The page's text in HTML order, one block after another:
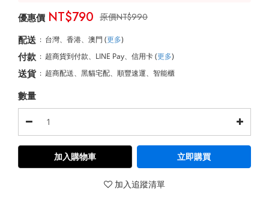
NT$990
NT$790
配送 : 台灣、香港、澳門 (更多)
付款 : 超商貨到付款、LINE Pay、信用卡(更多)
送貨 : 超商配送、黑貓宅配、順豐速運、智能櫃
數量
加入購物車 立即購買
加入追蹤清單